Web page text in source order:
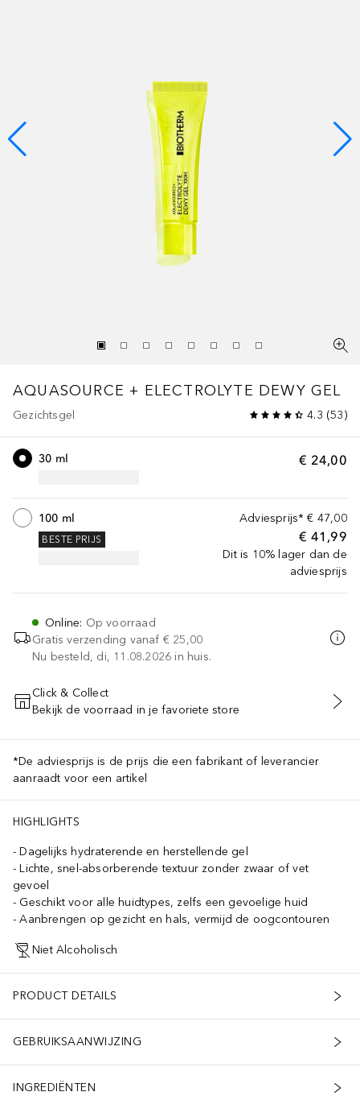
AQUASOURCE + ELECTROLYTE DEWY GEL
Gezichtsgel 4.3 (53)
€ 24,00
30 ml
Adviesprijs* € 47,00
€ 41,99
Dit is 10% lager dan de
adviesprijs
100 ml
BESTE PRIJS
Online: Op voorraad
Gratis verzending vanaf € 25,00
Nu besteld, di, 11.08.2026 in huis.
VOEG TOE AAN WINKELMANDJE
Click & Collect
Bekijk de voorraad in je favoriete store
*De adviesprijs is de prijs die een fabrikant of leverancier
aanraadt voor een artikel
HIGHLIGHTS
Dagelijks hydraterende en herstellende gel
Lichte, snel-absorberende textuur zonder zwaar of vet
gevoel
Geschikt voor alle huidtypes, zelfs een gevoelige huid
Aanbrengen op gezicht en hals, vermijd de oogcontouren
Niet Alcoholisch
PRODUCT DETAILS
GEBRUIKSAANWIJZING
INGREDIËNTEN